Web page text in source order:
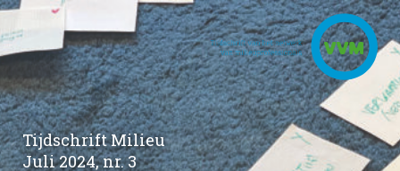
Tijdschrift Milieu
Juli 2024, nr. 3